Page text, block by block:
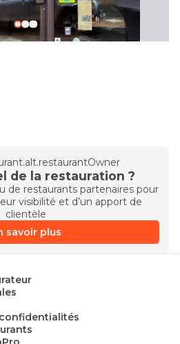
de la restauration ?
de restaurants partenaires pour
visibilité et d’un apport de
clientèle
savoir plus